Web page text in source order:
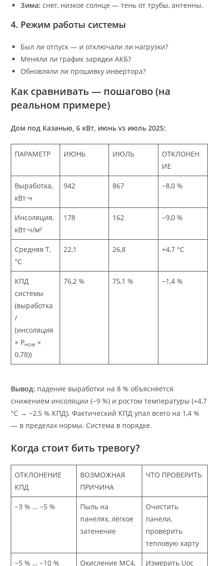
Зима: снег, низкое солнце — тень от трубы, антенны.
4. Режим работы системы
Был ли отпуск — и отключали ли нагрузки?
Меняли ли график зарядки АКБ?
Обновляли ли прошивку инвертора?
Как сравнивать — пошагово (на
реальном примере)
Дом под Казанью, 6 кВт, июнь vs июль 2025:
ПАРАМЕТР ИЮНЬ ИЮЛЬ
ОТКЛОНЕН
ИЕ
Выработка,
кВт·ч
942 867 −8,0 %
Инсоляция,
кВт·ч/м²
178 162 −9,0 %
Средняя T,
°C
22,1 26,8 +4,7 °C
КПД
системы
(выработка
/
(инсоляция
× Pном ×
0,78))
76,2 % 75,1 % −1,4 %
Вывод: падение выработки на 8 % объясняется
снижением инсоляции (−9 %) и ростом температуры (+4,7
°C → −2,5 % КПД). Фактический КПД упал всего на 1,4 %
— в пределах нормы. Система в порядке.
Когда стоит бить тревогу?
ОТКЛОНЕНИЕ
КПД
ВОЗМОЖНАЯ
ПРИЧИНА
ЧТО ПРОВЕРИТЬ
−3 % … −5 %
Пыль на
панелях, лёгкое
затенение
Очистить
панели,
проверить
тепловую карту
−5 % … −10 % Окисление MC4, Измерить Uoc